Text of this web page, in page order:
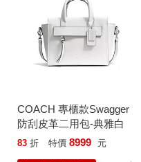
COACH 專櫃款Swagger
防刮皮革二用包-典雅白
83 折 特價 8999 元